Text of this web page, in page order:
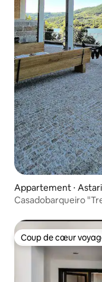
Appartement ⋅
Casadobarqueiro
Coup de cœur
Coup de cœur